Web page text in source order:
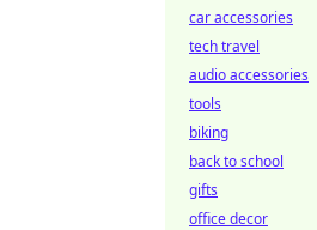
car accessories
tech travel
audio accessories
tools
biking
back to school
gifts
office decor